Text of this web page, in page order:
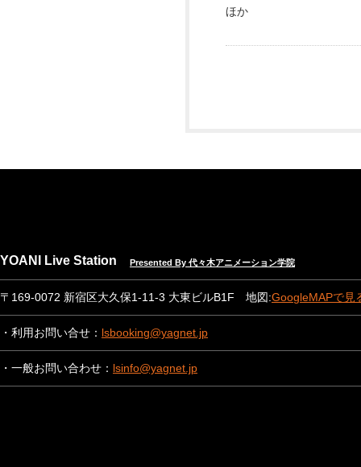
ほか
YOANI Live Station Presented By 代々木アニメーション学院
〒169-0072 新宿区大久保1-11-3 大東ビルB1F 地図:GoogleMAPで見
・利用お問い合せ： lsbooking@yagnet.jp
・一般お問い合わせ： lsinfo@yagnet.jp